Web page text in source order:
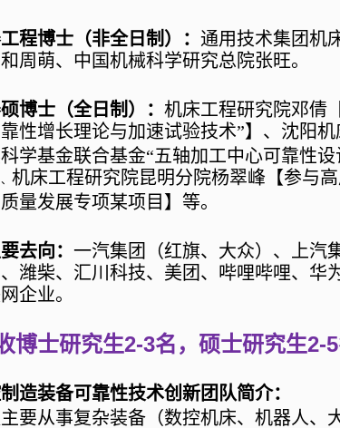
程博士（非全日制）： 通用技术集团机
周萌、中国机械科学研究总院张旺。
博士（全日制）： 机床工程研究院邓倩
性增长理论与加速试验技术”】、沈阳
学基金联合基金“五轴加工中心可靠性
、 机床工程研究院昆明分院杨翠峰【参与
质量发展专项某项目】等。
去向： 一汽集团（红旗、大众）、上汽
潍柴、汇川科技、美团、哔哩哔哩、
企业。
博士研究生2-3名，硕士研究生2-
造装备可靠性技术创新团队简介：
要从事复杂装备（数控机床、机器人、